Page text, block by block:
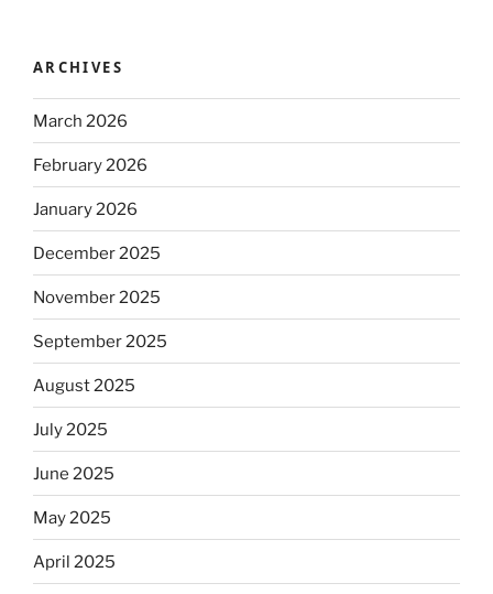
ARCHIVES
March 2026
February 2026
January 2026
December 2025
November 2025
September 2025
August 2025
July 2025
June 2025
May 2025
April 2025